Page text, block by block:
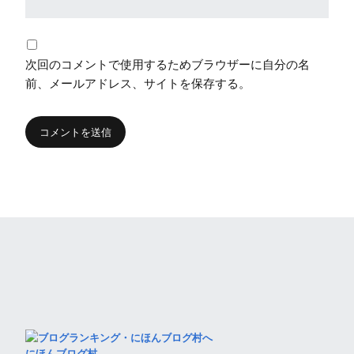
次回のコメントで使用するためブラウザーに自分の名
前、メールアドレス、サイトを保存する。